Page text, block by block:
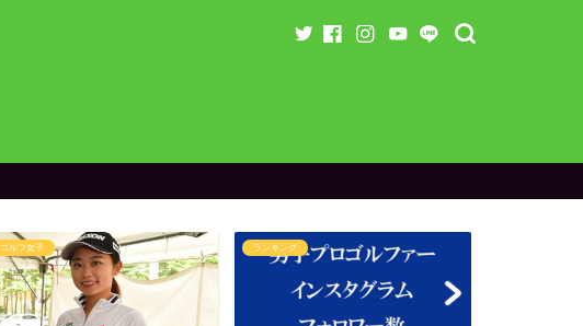
ランキング ランキング